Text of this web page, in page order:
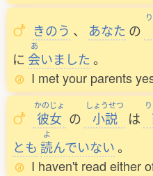
きのう 、 あなた の
に
あ
会いました。
I met your parents
かのじょ
彼女 の
しょうせつ
小説 は
とも
よ
読んでいない。
I haven't read either